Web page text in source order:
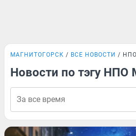
МАГНИТОГОРСК ВСЕ НОВОСТИ
Новости по тэгу НПО